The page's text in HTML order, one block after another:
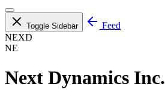
Toggle Sidebar
Feed
NEXD
NE
Next Dynamics Inc.